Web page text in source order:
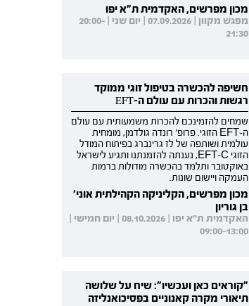
מכון מפרשים, האקדמית ת"א יפו
מפגש מקוון | 07.09.2026 | יום שני | 20:00-
21:30
חשיפה להכשרה בטיפול זוגי ממוקד
רגשות והכרות עם עולם ה-EFT
שמחים להזמינכם להכרות משמעותית עם עולם
ה-EFT הזוגי. פרופ' רונדה גולדמן, מומחית
עולמית ושותפה של לז גרינברג בפיתוח המודל
הזוגי EFT-C, נענתה להזמנתנו ותגיע לישראל
באוקטובר ותלמד בהכשרה מודולות ברמות
העמקה ויישום שונות.
מכון מפרשים, הקליניקה הקהילתית אוני'
בן גוריון
האקדמית ת"א יפו | 08.10.2026 | יום חמישי |
09:00-13:00
"קוראים כאן ועכשיו": שיח על שלושה
תיאורי מקרה קאנוניים בפסיכואנליזה